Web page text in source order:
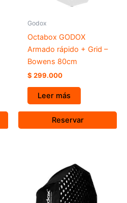
Godox
Octabox GODOX
Armado rápido + Grid –
Bowens 80cm
$ 299.000
Leer más
Reservar